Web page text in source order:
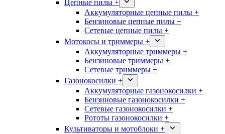
Цепные пилы +
Аккумуляторные цепные пилы +
Бензиновые цепные пилы +
Сетевые цепные пилы +
Мотокосы и триммеры +
Аккумуляторные триммеры +
Бензиновые триммеры +
Сетевые триммеры +
Газонокосилки +
Аккумуляторные газонокосилки +
Бензиновые газонокосилки +
Сетевые газонокосилки +
Рототы газонокосилки +
Культиваторы и мотоблоки +